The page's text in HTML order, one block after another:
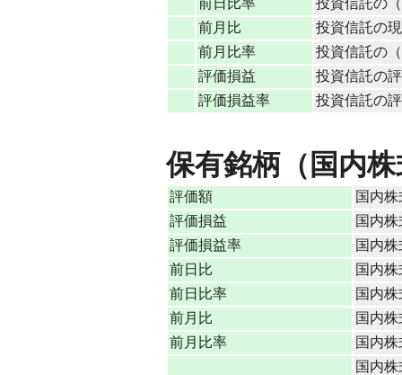
前日比率
投資信託の
前月比
投資信託の
前月比率
投資信託の
評価損益
投資信託の
評価損益率
投資信託の
保有銘柄（国内
評価額
国内
評価損益
国内
評価損益率
国内
前日比
国内
前日比率
国内
前月比
国内
前月比率
国内
国内